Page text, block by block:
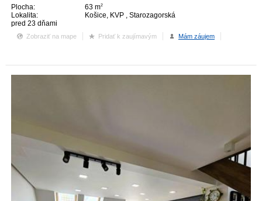
Plocha: 63 m2
Lokalita:
Košice, KVP , Starozagorská
pred 23 dňami
Zobraziť na mape Pridať k zaujímavým Mám záujem